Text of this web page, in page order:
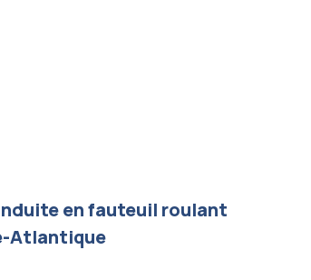
en fauteuil roulant
Atlantique